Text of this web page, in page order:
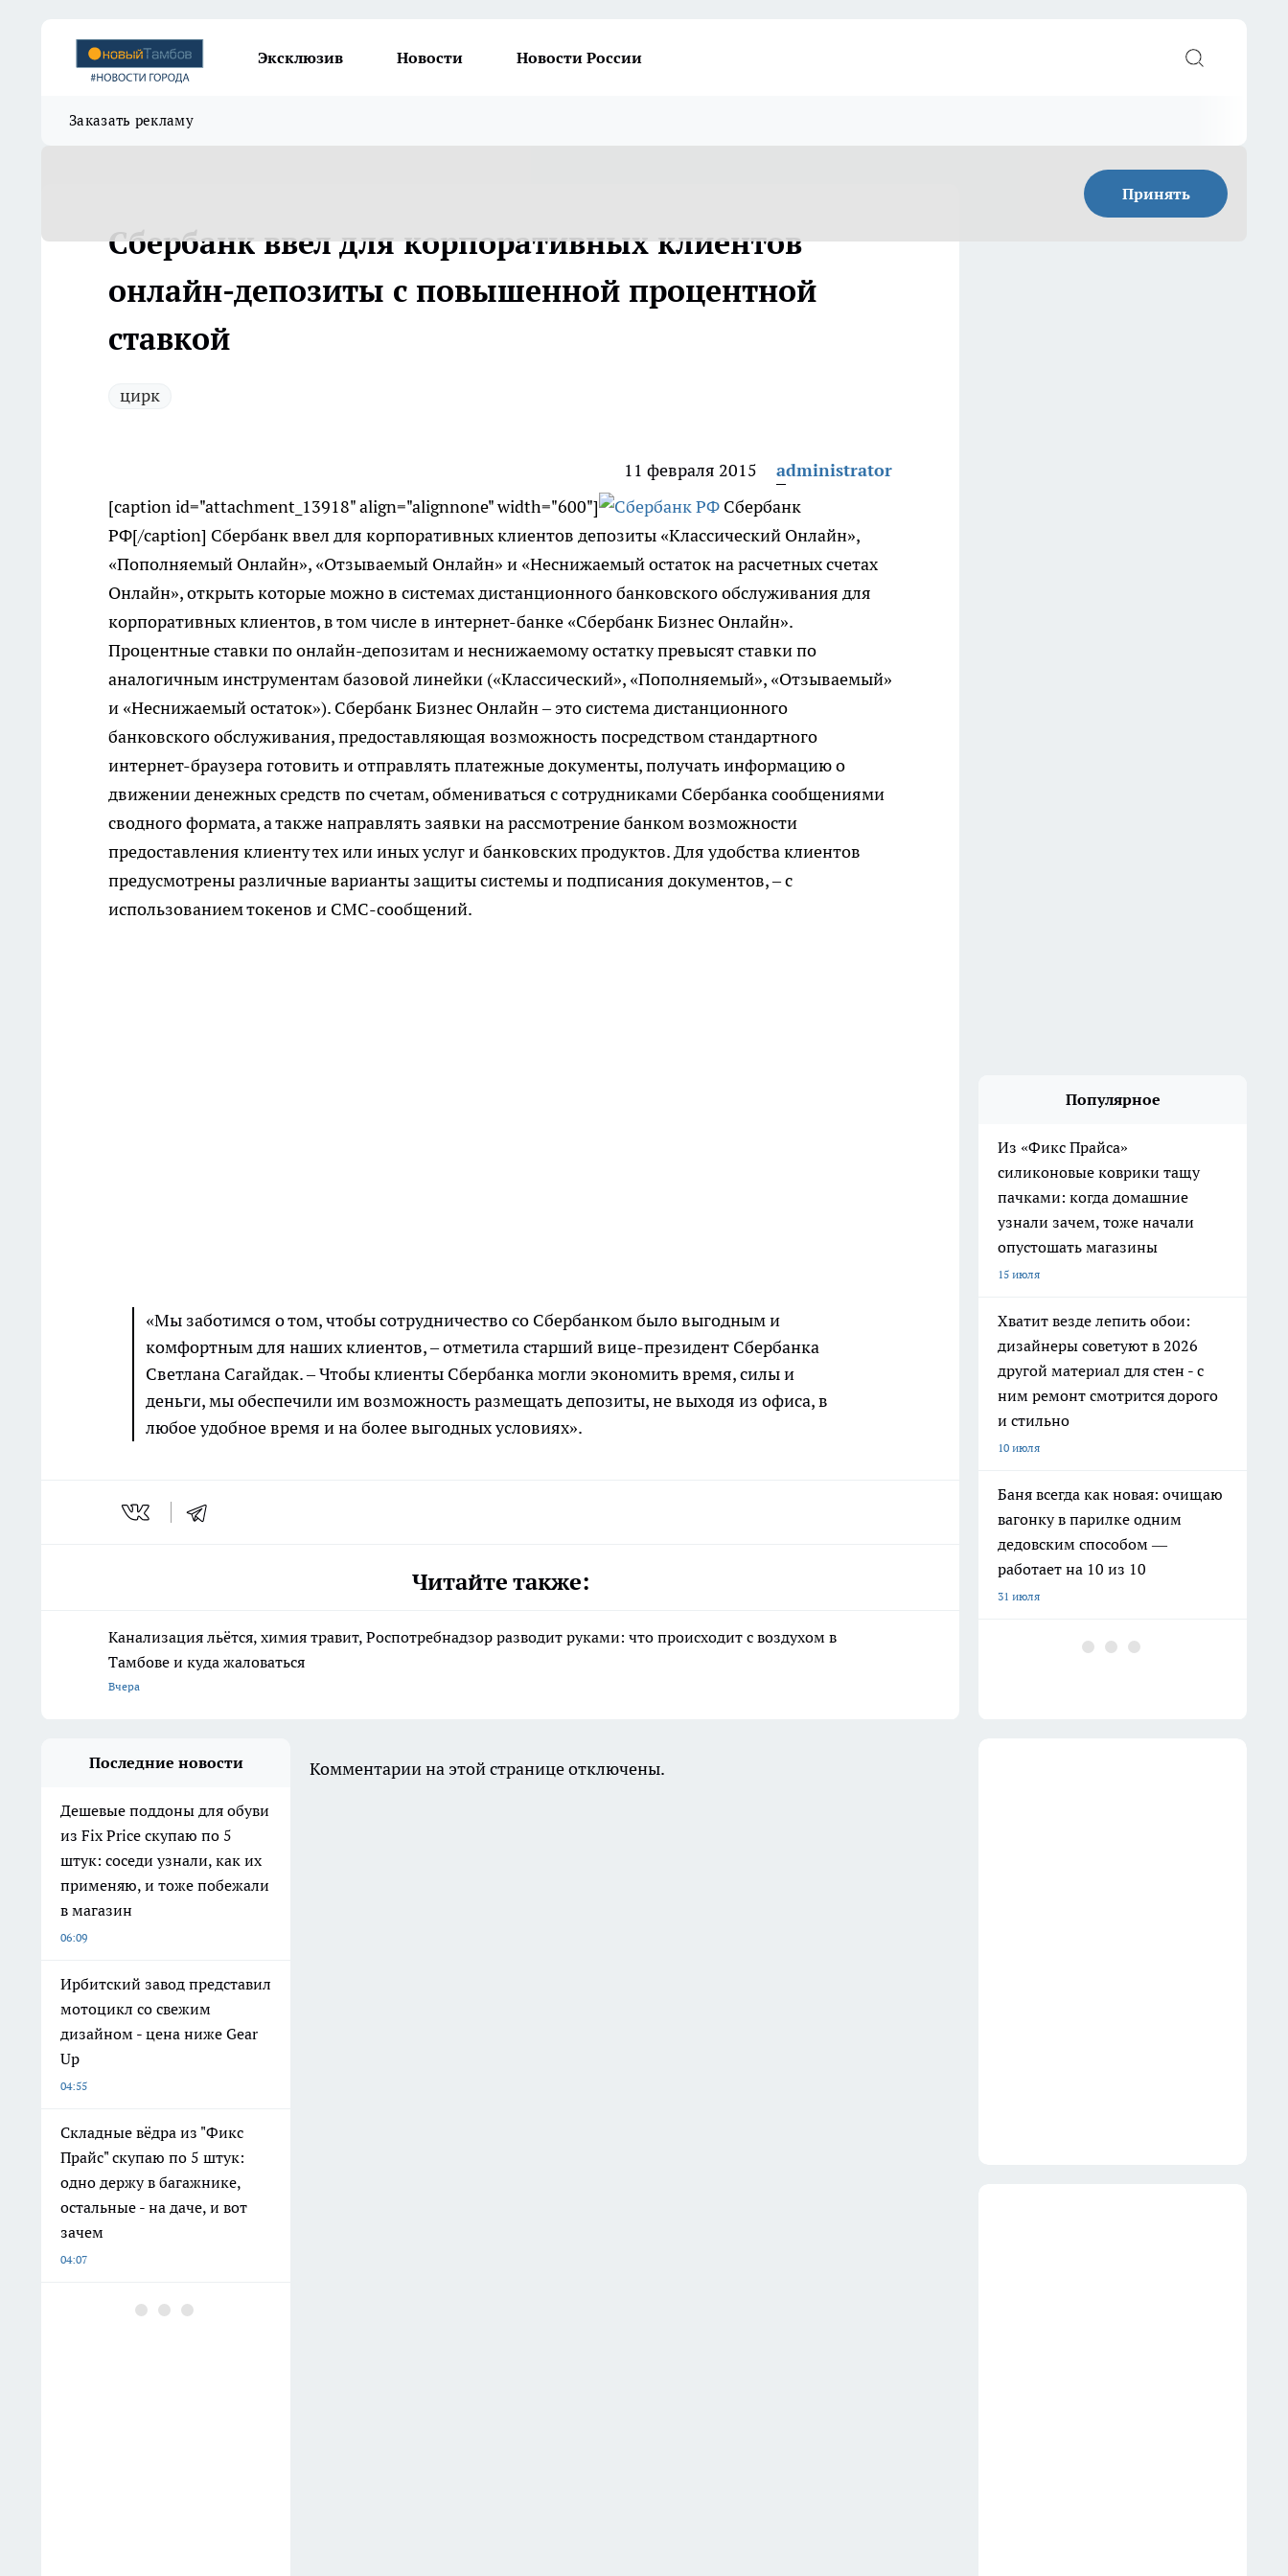
Эксклюзив Новости Новости России
Заказать рекламу
Принять
Сбербанк ввел для корпоративных клиентов
онлайн-депозиты с повышенной процентной
ставкой
цирк
11 февраля 2015
administrator
[caption id="attachment_13918" align="alignnone" width="600"]
Сбербанк
РФ[/caption] Сбербанк ввел для корпоративных клиентов депозиты «Классический Онлайн»,
«Пополняемый Онлайн», «Отзываемый Онлайн» и «Неснижаемый остаток на расчетных счетах
Онлайн», открыть которые можно в системах дистанционного банковского обслуживания для
корпоративных клиентов, в том числе в интернет-банке «Сбербанк Бизнес Онлайн».
Процентные ставки по онлайн-депозитам и неснижаемому остатку превысят ставки по
аналогичным инструментам базовой линейки («Классический», «Пополняемый», «Отзываемый»
и «Неснижаемый остаток»). Сбербанк Бизнес Онлайн – это система дистанционного
банковского обслуживания, предоставляющая возможность посредством стандартного
интернет-браузера готовить и отправлять платежные документы, получать информацию о
движении денежных средств по счетам, обмениваться с сотрудниками Сбербанка сообщениями
сводного формата, а также направлять заявки на рассмотрение банком возможности
предоставления клиенту тех или иных услуг и банковских продуктов. Для удобства клиентов
предусмотрены различные варианты защиты системы и подписания документов, – с
использованием токенов и СМС-сообщений.
«Мы заботимся о том, чтобы сотрудничество со Сбербанком было выгодным и
комфортным для наших клиентов, – отметила старший вице-президент Сбербанка
Светлана Сагайдак. – Чтобы клиенты Сбербанка могли экономить время, силы и
деньги, мы обеспечили им возможность размещать депозиты, не выходя из офиса, в
любое удобное время и на более выгодных условиях».
Читайте также:
Канализация льётся, химия травит, Роспотребнадзор разводит руками: что происходит с воздухом в
Тамбове и куда жаловаться
Вчера
Популярное
Из «Фикс Прайса»
силиконовые коврики тащу
пачками: когда домашние
узнали зачем, тоже начали
опустошать магазины
15 июля
Хватит везде лепить обои:
дизайнеры советуют в 2026
другой материал для стен - с
ним ремонт смотрится дорого
и стильно
10 июля
Баня всегда как новая: очищаю
вагонку в парилке одним
дедовским способом —
работает на 10 из 10
31 июля
Последние новости
Дешевые поддоны для обуви
из Fix Price скупаю по 5
штук: соседи узнали, как их
применяю, и тоже побежали
в магазин
06:09
Ирбитский завод представил
мотоцикл со свежим
дизайном - цена ниже Gear
Up
04:55
Складные вёдра из "Фикс
Прайс" скупаю по 5 штук:
одно держу в багажнике,
остальные - на даче, и вот
зачем
04:07
Розетки будут белее снега:
Комментарии на этой странице отключены.